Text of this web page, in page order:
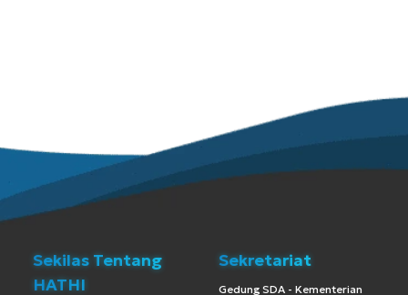
Sekilas Tentang
HATHI
Sekretariat
Gedung SDA - Kementerian